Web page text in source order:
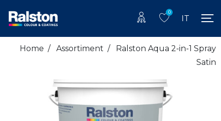
0
IT
Home / Assortiment / Ralston Aqua 2-in-1 Spray
Satin